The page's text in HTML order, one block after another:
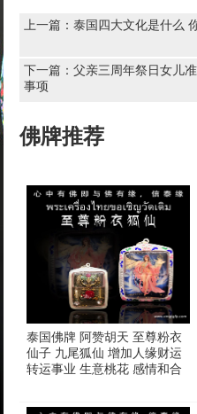
上一篇：泰国四大文化是什么
下一篇：父亲三周年祭日女儿
事项
佛牌推荐
泰国佛牌 阿赞胡天 至尊粉衣
仙子 九尾狐仙 增加人缘财运
转运事业 生意桃花 感情和合